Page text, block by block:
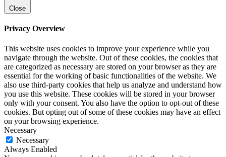
Close
Privacy Overview
This website uses cookies to improve your experience while you
navigate through the website. Out of these cookies, the cookies that
are categorized as necessary are stored on your browser as they are
essential for the working of basic functionalities of the website. We
also use third-party cookies that help us analyze and understand how
you use this website. These cookies will be stored in your browser
only with your consent. You also have the option to opt-out of these
cookies. But opting out of some of these cookies may have an effect
on your browsing experience.
Necessary
Necessary
Always Enabled